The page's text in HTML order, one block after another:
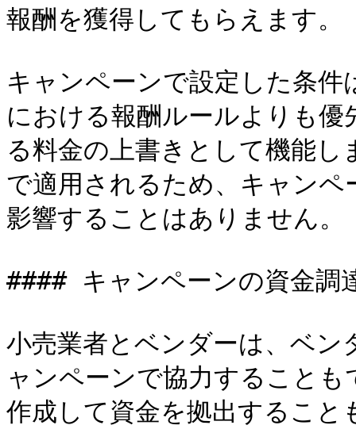
報酬を獲得してもらえます。
キャンペーンで設定した条
における報酬ルールよりも
る料金の上書きとして機能
で適用されるため、キャン
影響することはありません。
#### キャンペーンの資金調
小売業者とベンダーは、ベ
ャンペーンで協力すること
作成して資金を拠出すること